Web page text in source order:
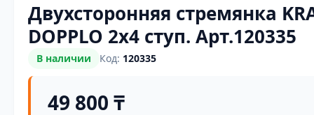
Двухсторонняя стремянка
DOPPLO 2х4 ступ. Арт.120335
В наличии Код: 120335
49 800 ₸